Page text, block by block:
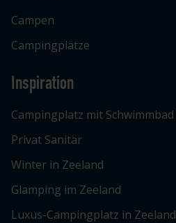
Campen
Campingplätze
Inspiration
Campingplatz mit Schwimmbad
Privat Sanitär
Winter in Zeeland
Glamping im Zeeland
Luxus-Campingplatz in Zeeland